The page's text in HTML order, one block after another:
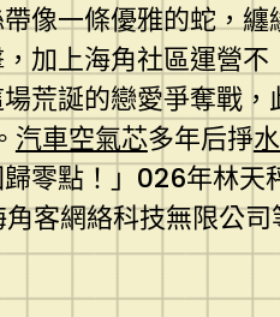
像一條優雅的蛇，纏
，加上海角社區運營
荒誕的戀愛爭奪戰
汽車空氣芯多年后掙
歸零點！」026年林
角客網絡科技無限公